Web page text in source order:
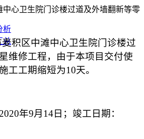
析
总
心卫生院门诊楼过道及外墙翻新等零
积区中滩中心卫生院门诊楼过
维修工程，由于本项目交付使
工工期缩短为10天。
年9月14日；竣工日期：